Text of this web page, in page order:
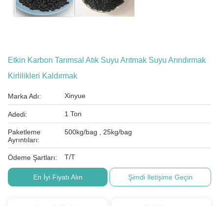
Etkin Karbon Tarımsal Atık Suyu Arıtmak Suyu Arındırmak
Kirlilikleri Kaldırmak
Marka Adı: Xinyue
Adedi: 1 Ton
Paketleme
Ayrıntıları:
500kg/bag , 25kg/bag
Ödeme Şartları: T/T
En İyi Fiyatı Alın Şimdi Iletişime Geçin